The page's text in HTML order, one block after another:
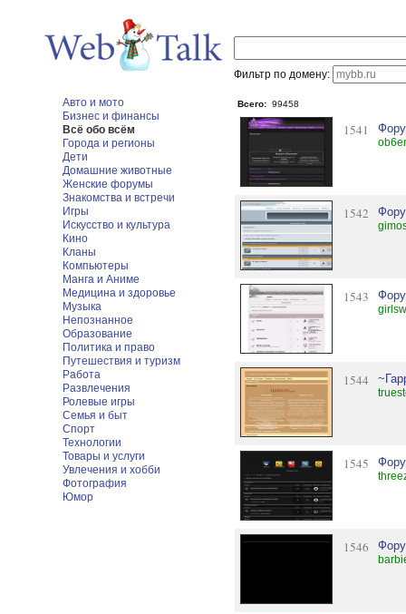
Фильтр по домену:
Авто и мото
Бизнес и финансы
Всё обо всём
Города и регионы
Дети
Домашние животные
Женские форумы
Знакомства и встречи
Игры
Искусство и культура
Кино
Кланы
Компьютеры
Манга и Аниме
Медицина и здоровье
Музыка
Непознанное
Образование
Политика и право
Путешествия и туризм
Работа
Развлечения
Ролевые игры
Семья и быт
Спорт
Технологии
Товары и услуги
Увлечения и хобби
Фотография
Юмор
Всего: 99458
1541
1542
1543
1544
1545
1546